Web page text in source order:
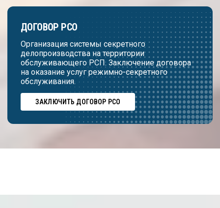
ДОГОВОР РСО
Организация системы секретного
делопроизводства на территории
обслуживающего РСП. Заключение договора
на оказание услуг режимно-секретного
обслуживания.
ЗАКЛЮЧИТЬ ДОГОВОР РСО